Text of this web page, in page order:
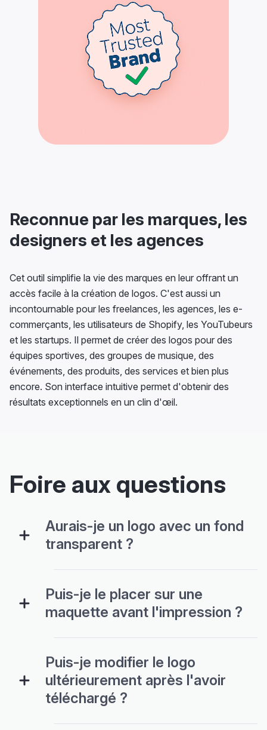
Reconnue par les marques, les
designers et les agences
Cet outil simplifie la vie des marques en leur offrant un
accès facile à la création de logos. C'est aussi un
incontournable pour les freelances, les agences, les e-
commerçants, les utilisateurs de Shopify, les YouTubeurs
et les startups. Il permet de créer des logos pour des
équipes sportives, des groupes de musique, des
événements, des produits, des services et bien plus
encore. Son interface intuitive permet d'obtenir des
résultats exceptionnels en un clin d'œil.
Foire aux questions
Aurais-je un logo avec un fond
transparent ?
Puis-je le placer sur une
maquette avant l'impression ?
Puis-je modifier le logo
ultérieurement après l'avoir
téléchargé ?